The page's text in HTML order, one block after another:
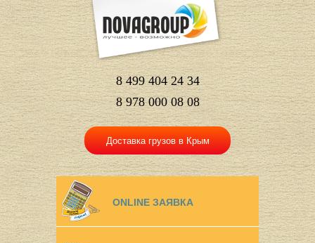
8 499 404 24 34
8 978 000 08 08
Доставка грузов в Крым
ONLINE ЗАЯВКА